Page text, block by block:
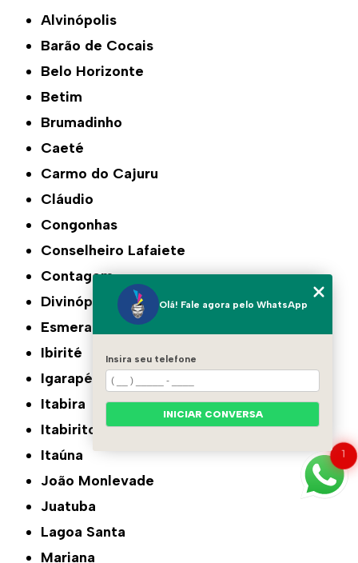
Alvinópolis
Barão de Cocais
Belo Horizonte
Betim
Brumadinho
Caeté
Carmo do Cajuru
Cláudio
Congonhas
Conselheiro Lafaiete
Contagem
Divinópolis
Esmeraldas
Ibirité
Igarapé
Itabira
Itabirito
Itaúna
João Monlevade
Juatuba
Lagoa Santa
Mariana
1
Olá! Fale agora pelo WhatsApp
Insira seu telefone
INICIAR CONVERSA